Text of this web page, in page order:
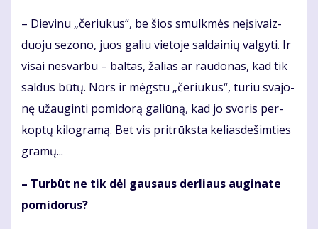
– Die­vi­nu „če­riu­kus“, be šios smul­kmės ne­į­si­vaiz­
duo­ju se­zo­no, juos ga­liu vie­to­je sal­dai­nių val­gy­ti. Ir
vi­sai ne­svar­bu – bal­tas, ža­lias ar rau­do­nas, kad tik
sal­dus bū­tų. Nors ir mėgs­tu „če­riu­kus“, tu­riu sva­jo­
nę už­au­gin­ti po­mi­do­rą ga­liū­ną, kad jo svo­ris per­
kop­tų ki­log­ra­mą. Bet vis pri­trūks­ta ke­lias­de­šim­ties
gra­mų...
– Tur­būt ne tik dėl gau­saus der­liaus au­gi­na­te
po­mi­do­rus?